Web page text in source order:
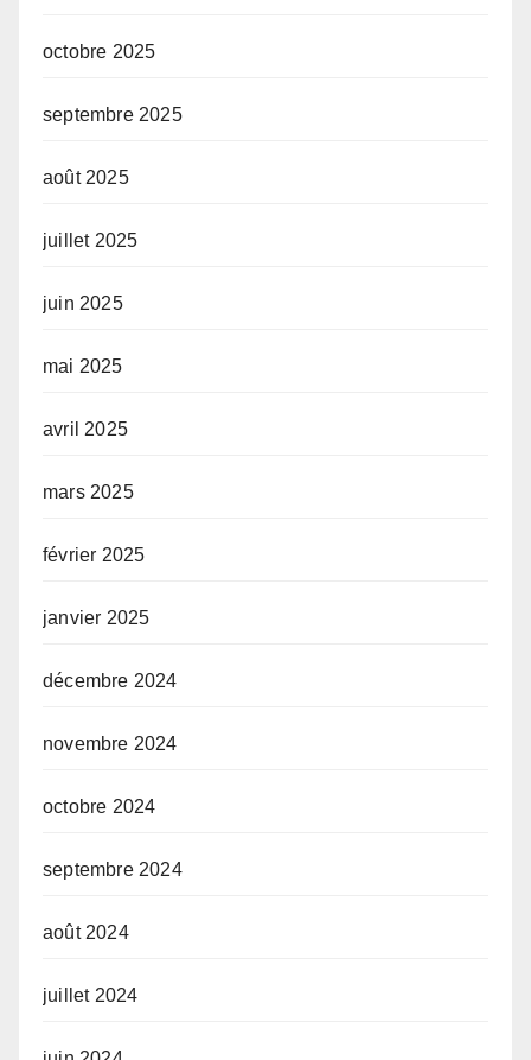
octobre 2025
septembre 2025
août 2025
juillet 2025
juin 2025
mai 2025
avril 2025
mars 2025
février 2025
janvier 2025
décembre 2024
novembre 2024
octobre 2024
septembre 2024
août 2024
juillet 2024